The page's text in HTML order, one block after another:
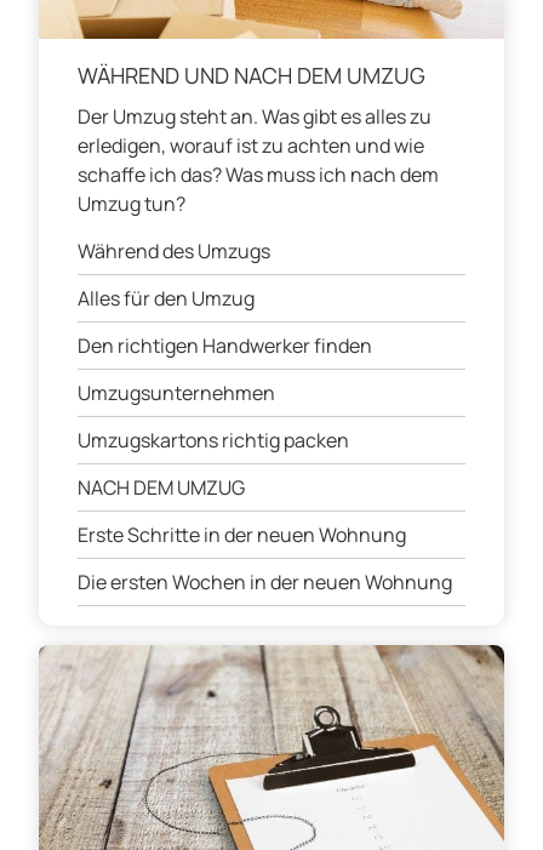
WÄHREND UND NACH DEM UMZUG
Der Umzug steht an. Was gibt es alles zu
erledigen, worauf ist zu achten und wie
schaffe ich das? Was muss ich nach dem
Umzug tun?
Während des Umzugs
Alles für den Umzug
Den richtigen Handwerker finden
Umzugsunternehmen
Umzugskartons richtig packen
NACH DEM UMZUG
Erste Schritte in der neuen Wohnung
Die ersten Wochen in der neuen Wohnung